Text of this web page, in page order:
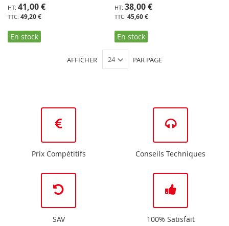
49,20 €
41,00 €
En stock
45,60 €
38,00 €
En stock
AFFICHER PAR PAGE
Prix Compétitifs Conseils Techniques
SAV 100% Satisfait